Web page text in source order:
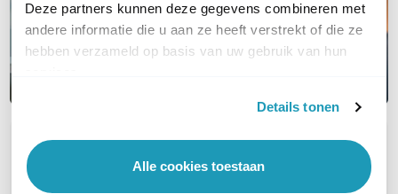
Deze partners kunnen deze gegevens combineren met
andere informatie die u aan ze heeft verstrekt of die ze
hebben verzameld op basis van uw gebruik van hun
Details tonen
Alle cookies toestaan
OVER DIT PRODUCT
Veelgestelde vragen